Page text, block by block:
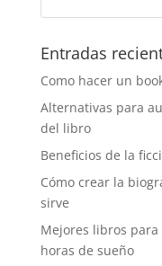
Entradas
Como hacer un
Alternativas para
del libro
Beneficios de la
Cómo crear la
sirve
Mejores libros
horas de sueño